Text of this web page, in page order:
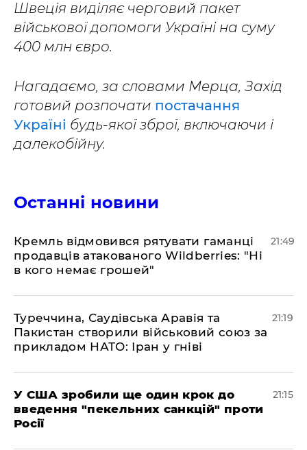
Швеція виділяє черговий пакет
військової допомоги Україні на суму
400 млн євро.
Нагадаємо, за словами Мерца, Захід
готовий розпочати постачання
Україні будь-якої зброї, включаючи і
далекобійну.
Останні новини
​Кремль відмовився рятувати гаманці
продавців атакованого Wildberries: "Ні
в кого немає грошей"
21:49
​Туреччина, Саудівська Аравія та
Пакистан створили військовий союз за
прикладом НАТО: Іран у гніві
21:19
​У США зробили ще один крок до
введення "пекельних санкцій" проти
Росії
21:15